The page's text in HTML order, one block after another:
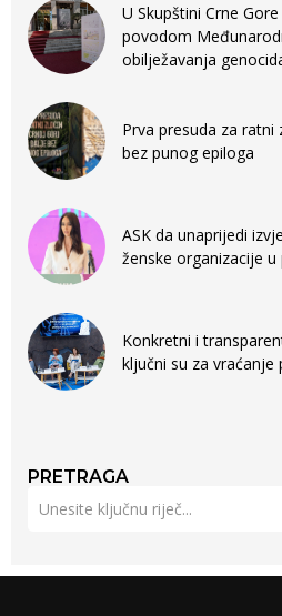
U Skupštini Crne
povodom
obilježavanja
Prva presuda za ratni
bez punog epiloga
ASK da unaprijedi
ženske organizacije
Konkretni i
ključni su za
PRETRAGA